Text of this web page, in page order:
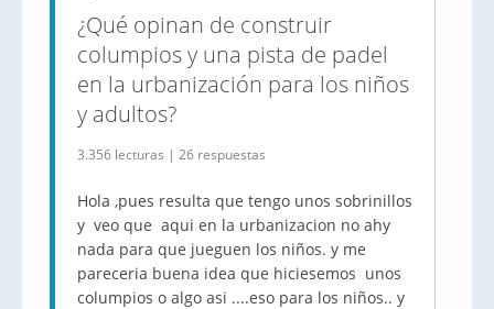
¿Qué opinan de construir
columpios y una pista de padel
en la urbanización para los niños
y adultos?
3.356 lecturas | 26 respuestas
Hola ,pues resulta que tengo unos sobrinillos
y veo que aqui en la urbanizacion no ahy
nada para que jueguen los niños. y me
pareceria buena idea que hiciesemos unos
columpios o algo asi ....eso para los niños.. y